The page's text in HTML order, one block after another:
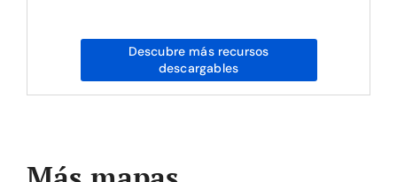
Descubre más recursos
descargables